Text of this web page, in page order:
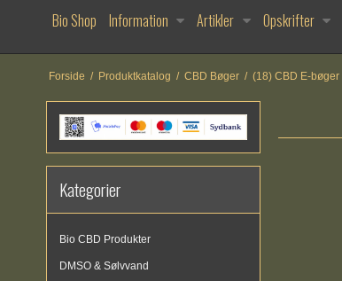
Bio Shop Information Artikler Opskrifter
Forside / Produktkatalog / CBD Bøger / (18) CBD E-bøger
Kategorier
Bio CBD Produkter
DMSO & Sølvvand